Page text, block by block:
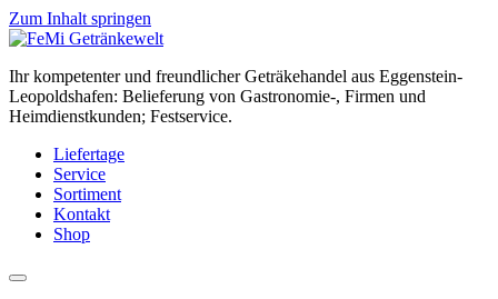
Zum Inhalt springen
Ihr kompetenter und freundlicher Geträkehandel aus Eggenstein-
Leopoldshafen: Belieferung von Gastronomie-, Firmen und
Heimdienstkunden; Festservice.
Liefertage
Service
Sortiment
Kontakt
Shop